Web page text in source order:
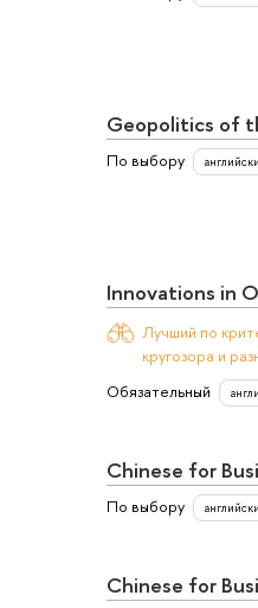
Geopolitics of
По выбору
Innovations in
Лучший по
кругозора и
Обязательный
Chinese for
По выбору
Chinese for